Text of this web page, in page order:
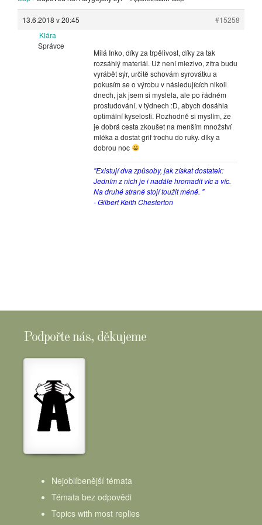
13.6.2018 v 20:45
#15258
Klára
Správce
Milá Inko, díky za trpělivost, díky za tak
rozsáhlý materiál. Už není mlezivo, zítra budu
vyrábět sýr, určitě schovám syrovátku a
pokusím se o výrobu v následujících nikoli
dnech, jak jsem si myslela, ale po řádném
prostudování, v týdnech :D, abych dosáhla
optimální kyselosti. Rozhodně si myslím, že
je dobrá cesta zkoušet na menším množství
mléka a dostat grif trochu do ruky. díky a
dobrou noc
"Existují dva způsoby, jak získat dostatek:
Jedním z nich je i nadále hromadit víc a víc.
Na druhé straně stojí toužit méně. "
- Gilbert Keith Chesterton
Podpořte nás, děkujeme
Nejoblíbenější témata
Témata bez odpovědi
Topics with most replies